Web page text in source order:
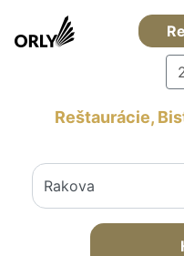
Reštaurácie,